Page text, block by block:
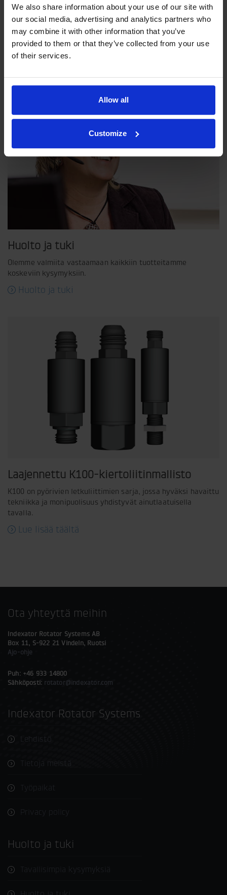
We also share information about your use of our site with
our social media, advertising and analytics partners who
may combine it with other information that you’ve
provided to them or that they’ve collected from your use
of their services.
Allow all
Customize
Filosofiamme
Indexator Rotator Systems AB:n yritysfilosofia on yhteinen
Huolto ja tuki
Olemme valmiita vastaamaan kaikkiin tuotteitamme
koskeviin kysymyksiin.
Huolto ja tuki
Laajennettu K100-kiertoliitinmallisto
K100 on pyörivien letkuliittimien sarja, jossa hyväksi havaittu
tekniikka ja monipuolisuus yhdistyvät ainutlaatuisella
tavalla.
Lue lisää täältä
Ota yhteyttä meihin
Indexator Rotator Systems AB
Box 11, S-922 21 Vindeln, Ruotsi
Ajo-ohje
Puh: +46 933 14800
Sähköposti: rotator@indexator.com
Indexator Rotator Systems
Lehdistö
Tietoja meistä
Työpaikat
Huolto ja tuki
Tavallisimpia kysymyksiä